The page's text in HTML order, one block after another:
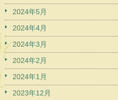
2024年5月
2024年4月
2024年3月
2024年2月
2024年1月
2023年12月